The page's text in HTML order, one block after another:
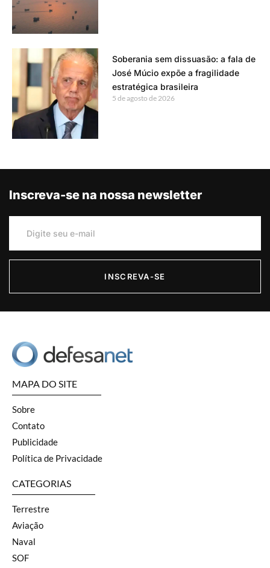
Soberania sem dissuasão: a fala de
José Múcio expõe a fragilidade
estratégica brasileira
5 de agosto de 2026
Inscreva-se na nossa newsletter
INSCREVA-SE
MAPA DO SITE
Sobre
Contato
Publicidade
Política de Privacidade
CATEGORIAS
Terrestre
Aviação
Naval
SOF